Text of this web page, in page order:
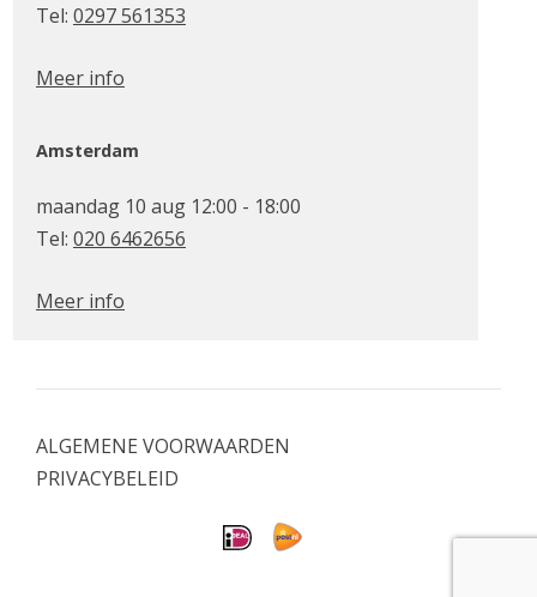
Tel: 0297 561353
Meer info
Amsterdam
maandag 10 aug 12:00 - 18:00
Tel: 020 6462656
Meer info
ALGEMENE VOORWAARDEN
PRIVACYBELEID